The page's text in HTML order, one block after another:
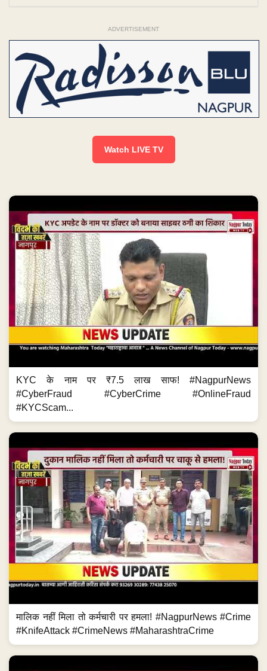
ADVERTISEMENT
Watch LIVE TV
KYC के नाम पर ₹7.5 लाख साफ! #NagpurNews
#CyberFraud #CyberCrime #OnlineFraud
#KYCScam...
मालिक नहीं मिला तो कर्मचारी पर हमला! #NagpurNews #Crime
#KnifeAttack #CrimeNews #MaharashtraCrime